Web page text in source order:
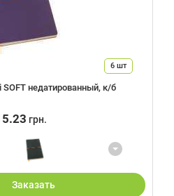
6шт
недатированный, к/б
грн.
Заказать